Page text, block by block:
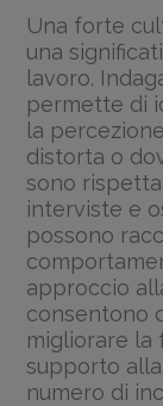
Una forte
una
lavoro.
permette di
la
distorta o
sono
interviste e
possono
approccio
consentono
migliorare la
supporto alla
numero di